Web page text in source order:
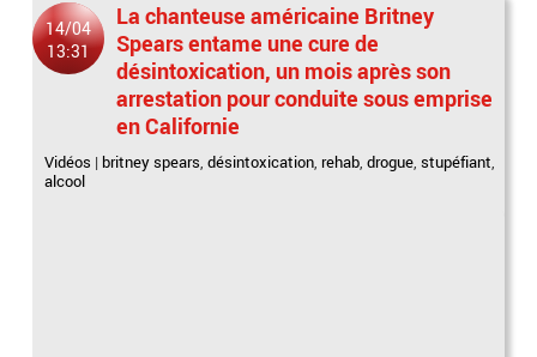
14/04
13:31
La chanteuse américaine Britney
Spears entame une cure de
désintoxication, un mois après son
arrestation pour conduite sous emprise
en Californie
Vidéos | britney spears,désintoxication, rehab,drogue,stupéfiant,
alcool